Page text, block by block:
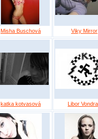
Misha Buschová Viky Mirror
katka kotvasová Libor